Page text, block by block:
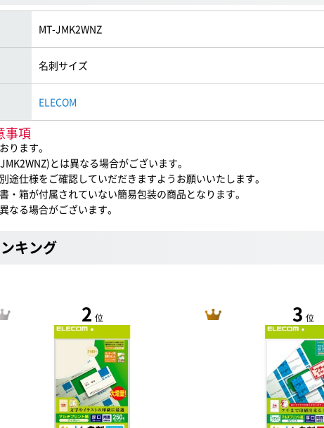
MT-JMK2WNZ
名刺サイズ
ELECOM
事項
ります。
とは異なる場合がございます。
仕様をご確認していだだきますようお願いいたします。
箱が付属されていない簡易包装の商品となります。
る場合がございます。
キング
2 位 3 位